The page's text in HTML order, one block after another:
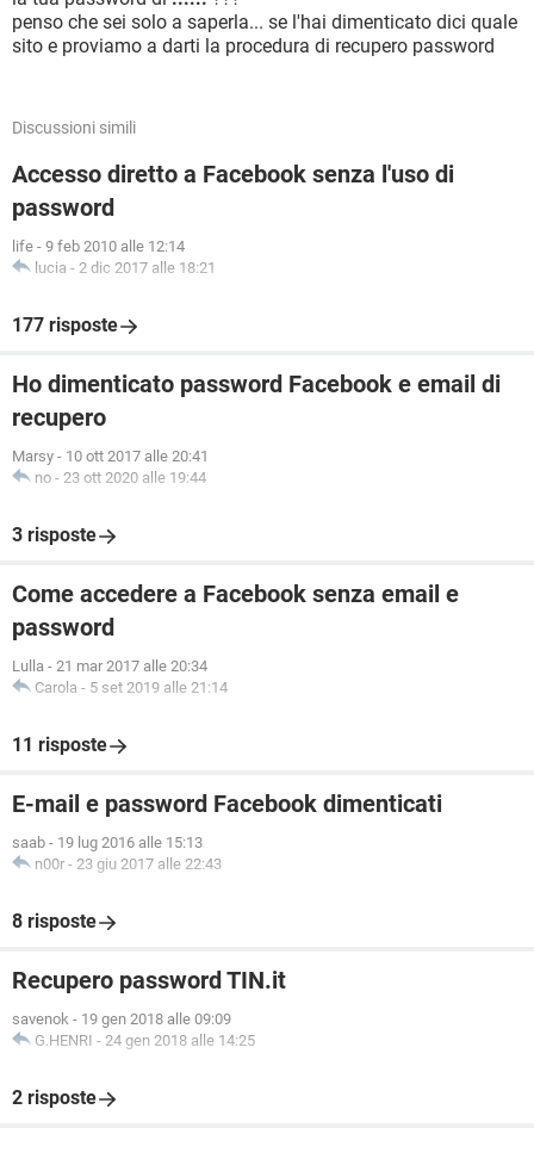
penso che sei solo a saperla... se l'hai dimenticato dici quale
sito e proviamo a darti la procedura di recupero password
Discussioni simili
Accesso diretto a Facebook senza l'uso di
password
life - 9 feb 2010 alle 12:14
lucia - 2 dic 2017 alle 18:21
177 risposte
Ho dimenticato password Facebook e email di
recupero
Marsy - 10 ott 2017 alle 20:41
no - 23 ott 2020 alle 19:44
3 risposte
Come accedere a Facebook senza email e
password
Lulla - 21 mar 2017 alle 20:34
Carola - 5 set 2019 alle 21:14
11 risposte
E-mail e password Facebook dimenticati
saab - 19 lug 2016 alle 15:13
n00r - 23 giu 2017 alle 22:43
8 risposte
Recupero password TIN.it
savenok - 19 gen 2018 alle 09:09
G.HENRI - 24 gen 2018 alle 14:25
2 risposte